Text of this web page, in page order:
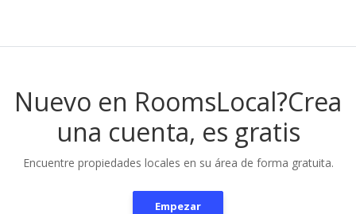
Nuevo en RoomsLocal?Crea
una cuenta, es gratis
Encuentre propiedades locales en su área de forma gratuita.
Empezar